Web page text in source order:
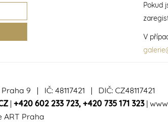
Pokud
V
9 | IČ: 48117421 | DIČ: CZ48117421
| +420 602 233 723, +420 735 171 323|
ART Praha